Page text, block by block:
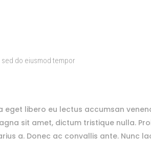
do eiusmod tempor
libero eu lectus accumsan
sit amet, dictum tristique nulla.
a. Donec ac convallis ante. Nunc